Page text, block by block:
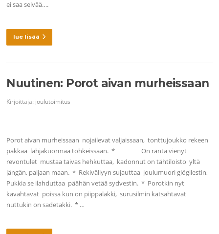
ei saa selvää….
lue lisää
Nuutinen: Porot aivan murheissaan
Kirjoittaja: joulutoimitus
Porot aivan murheissaan nojailevat valjaissaan, tonttujoukko rekeen
pakkaa lahjakuormaa tohkeissaan. * On räntä vienyt
revontulet mustaa taivas hehkuttaa, kadonnut on tähtiloisto yltä
jängän, paljaan maan. * Rekivällyyn sujauttaa joulumuori glögilestin,
Pukkia se ilahduttaa päähän vetää sydvestin. * Porotkin nyt
kavahtavat poissa kun on piippalakki, surusilmin katsahtavat
nuttukin on sadetakki. * …